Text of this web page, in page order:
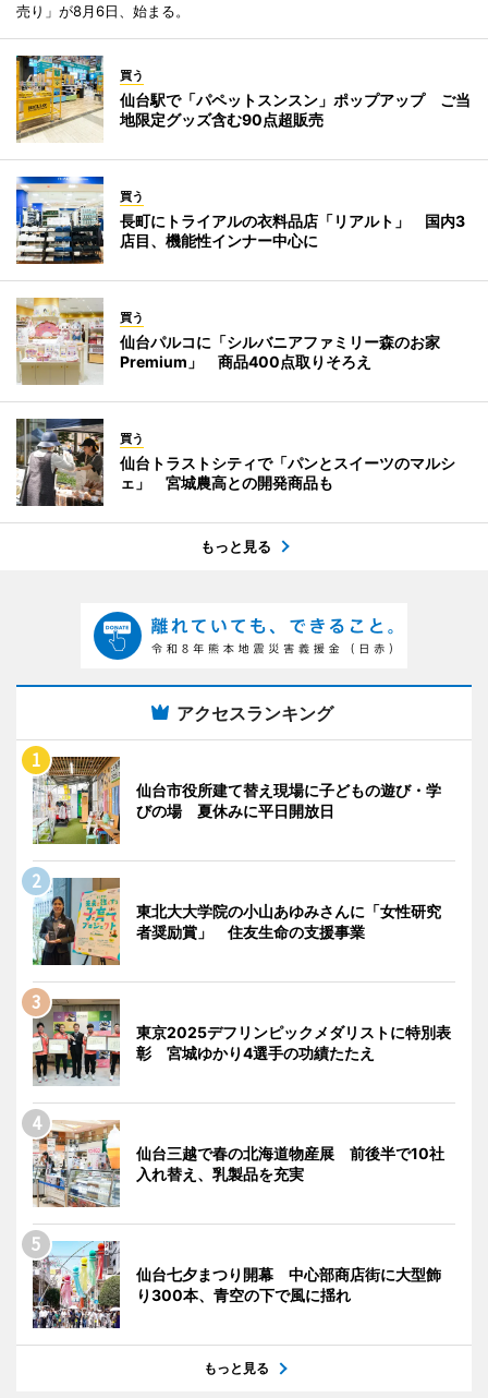
売り」が8月6日、始まる。
買う
仙台駅で「パペットスンスン」ポップアップ ご当
地限定グッズ含む90点超販売
買う
長町にトライアルの衣料品店「リアルト」 国内3
店目、機能性インナー中心に
買う
仙台パルコに「シルバニアファミリー森のお家
Premium」 商品400点取りそろえ
買う
仙台トラストシティで「パンとスイーツのマルシ
ェ」 宮城農高との開発商品も
もっと見る
アクセスランキング
仙台市役所建て替え現場に子どもの遊び・学
びの場 夏休みに平日開放日
東北大大学院の小山あゆみさんに「女性研究
者奨励賞」 住友生命の支援事業
東京2025デフリンピックメダリストに特別表
彰 宮城ゆかり4選手の功績たたえ
仙台三越で春の北海道物産展 前後半で10社
入れ替え、乳製品を充実
仙台七夕まつり開幕 中心部商店街に大型飾
り300本、青空の下で風に揺れ
もっと見る